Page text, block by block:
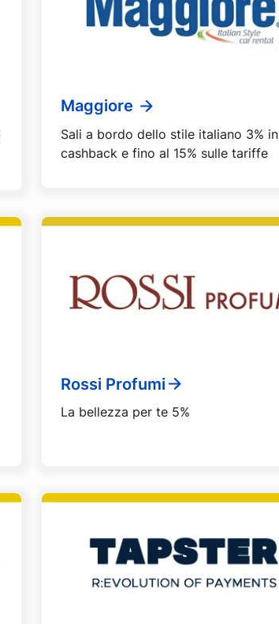
Maggiore
Sali a bordo dello stile italiano 3% in
cashback e fino al 15% sulle tariffe
Rossi Profumi
La bellezza per te 5%